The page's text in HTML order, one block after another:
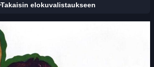
Takaisin elokuvalistaukseen